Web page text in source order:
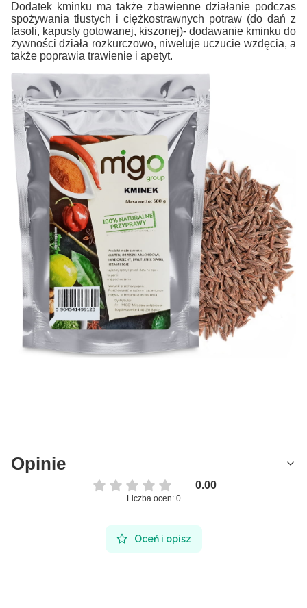
Dodatek kminku ma także zbawienne działanie podczas
spożywania tłustych i ciężkostrawnych potraw (do dań z
fasoli, kapusty gotowanej, kiszonej)- dodawanie kminku do
żywności działa rozkurczowo, niweluje uczucie wzdęcia, a
także poprawia trawienie i apetyt.
Opinie
0.00
Liczba ocen: 0
Oceń i opisz